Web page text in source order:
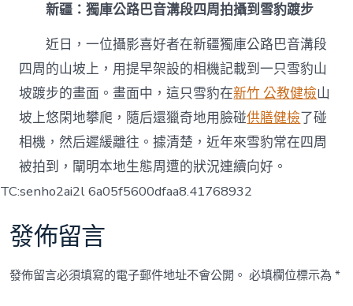
新疆：獨庫公路巴音溝段四周拍攝到雪豹踱步
近日，一位攝影喜好者在新疆獨庫公路巴音溝段
四周的山坡上，用提早架設的相機記載到一只雪豹山
坡踱步的畫面。畫面中，這只雪豹在新竹 公教健檢山
坡上悠閑地攀爬，隨后還獵奇地用臉碰供膳健檢了碰
相機，然后遲緩離往。據清楚，近年來雪豹常在四周
被拍到，闡明本地生態周遭的狀況連續向好。
TC:senho2ai2l 6a05f5600dfaa8.41768932
發佈留言
發佈留言必須填寫的電子郵件地址不會公開。 必填欄位標示為*